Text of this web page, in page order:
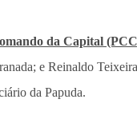
da Capital
e Reinaldo
da Papuda.